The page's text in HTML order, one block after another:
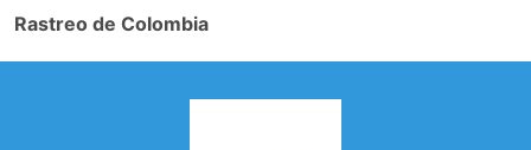
Rastreo de Colombia